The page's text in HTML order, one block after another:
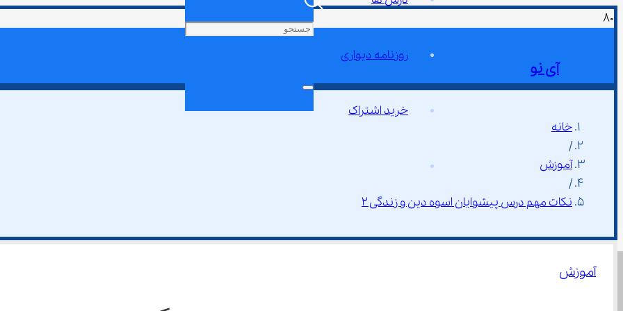
آی نو
روزنامه دیواری
خرید اشتراک
خانه
/
آموزش
/
نکات مهم درس پیشوایان اسوه دین و زندگی ۲
آموزش